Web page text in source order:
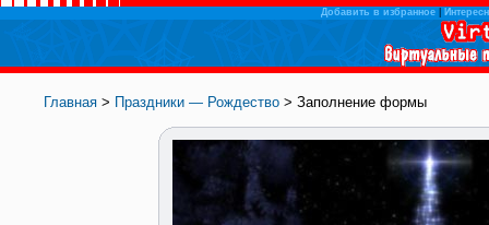
Добавить в избранное|
Главная > Праздники — Рождество > Заполнение формы